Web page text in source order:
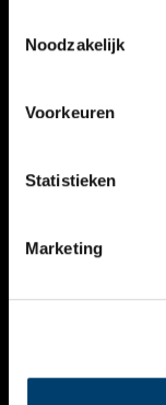
Noodzakelijk
Voorkeuren
Statistieken
Marketing
VERHALEN
KALENDER
THEMA’S
VIDEO’S
CONTACT